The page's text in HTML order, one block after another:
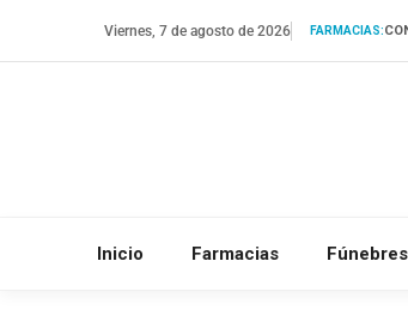
Viernes, 7 de agosto de 2026 FARMACIAS:
Inicio Farmacias Fúnebres